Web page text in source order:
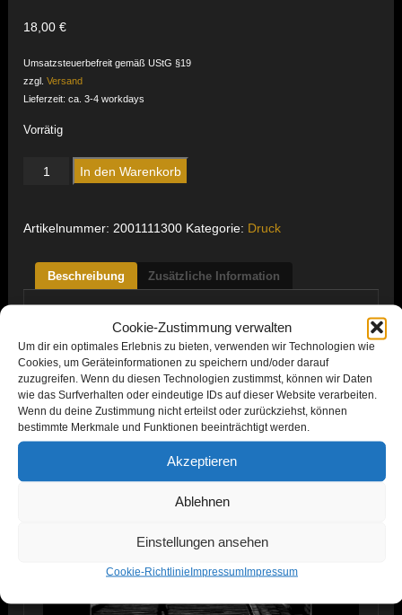
Cookie-Zustimmung verwalten
Um dir ein optimales Erlebnis zu bieten, verwenden wir Technologien wie
Cookies, um Geräteinformationen zu speichern und/oder darauf
zuzugreifen. Wenn du diesen Technologien zustimmst, können wir Daten
wie das Surfverhalten oder eindeutige IDs auf dieser Website verarbeiten.
Wenn du deine Zustimmung nicht erteilst oder zurückziehst, können
bestimmte Merkmale und Funktionen beeinträchtigt werden.
Akzeptieren
Ablehnen
Einstellungen ansehen
Cookie-RichtlinieImpressumImpressum
18,00€
Umsatzsteuerbefreit gemäß UStG §19
zzgl.Versand
Lieferzeit: ca. 3-4 workdays
Vorrätig
Druck
Höfe
In den Warenkorb
Artikelnummer: 2001111300 Kategorie: Druck
Beschreibung Zusätzliche Information
Beschreibung